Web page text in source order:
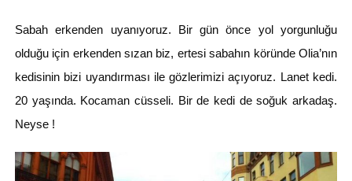
Sabah erkenden uyanıyoruz. Bir gün önce yol yorgunluğu
olduğu için erkenden sızan biz, ertesi sabahın köründe Olia’nın
kedisinin bizi uyandırması ile gözlerimizi açıyoruz. Lanet kedi.
20 yaşında. Kocaman cüsseli. Bir de kedi de soğuk arkadaş.
Neyse !